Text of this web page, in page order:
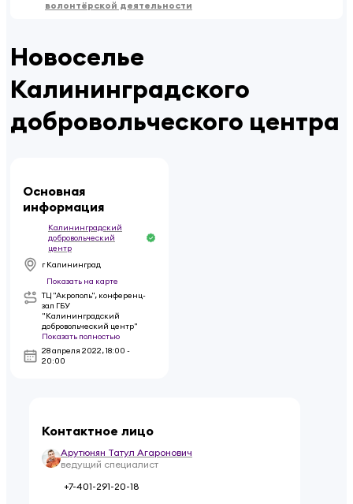
волонтёрской деятельности
Новоселье
Калининградского
добровольческого центра
Основная
информация
Калининградский
добровольческий
центр
г Калининград
Показать на карте
ТЦ "Акрополь", конференц-
зал ГБУ
"Калининградский
добровольческий центр"
Показать полностью
28 апреля 2022,18:00 -
20:00
Контактное лицо
Арутюнян Татул Агаронович
ведущий специалист
+7-401-291-20-18